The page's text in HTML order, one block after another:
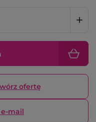
ofertę
mail